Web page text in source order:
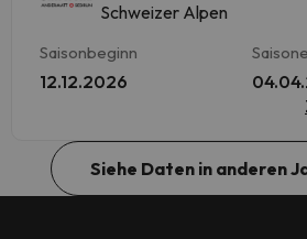
Schweizer Alpen
Saisonbeginn
12.12.2026
Siehe Daten in anderen